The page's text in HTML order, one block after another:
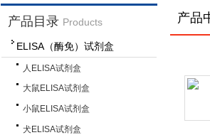
产品目录 Products
ELISA（酶免）试剂盒
人ELISA试剂盒
大鼠ELISA试剂盒
小鼠ELISA试剂盒
犬ELISA试剂盒
产品